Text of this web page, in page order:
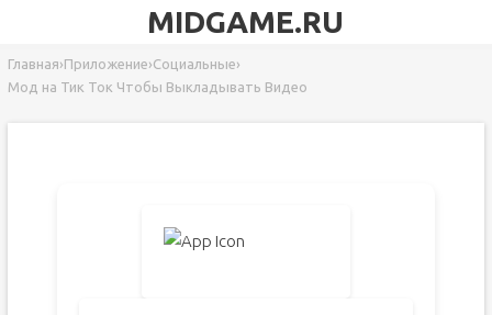
MIDGAME.RU
Главная›Приложение›Социальные›
Мод на Тик Ток Чтобы Выкладывать Видео